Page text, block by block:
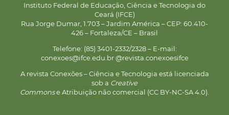
Instituto Federal de Educação, Ciência e Tecnologia do
Ceará (IFCE)
Rua Jorge Dumar, 1.703 – Jardim América – CEP: 60.410-
426 – Fortaleza/CE – Brasil
Telefone: (85) 3401-2332/2328 – E-mail:
conexoes@ifce.edu.br @revista.conexoesifce
A revista Conexões – Ciência e Tecnologia está licenciada
sob a Creative
Commonse Atribuição não comercial (CC BY-NC-SA 4.0).